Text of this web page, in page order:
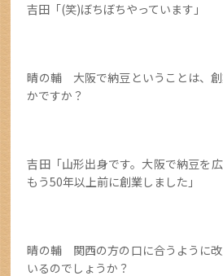
吉田「(笑)ぼちぼちやっています」
晴の輔 大阪で納豆ということは、
かですか？
吉田「山形出身です。大阪で納豆を
もう50年以上前に創業しました」
晴の輔 関西の方の口に合うように
いるのでしょうか？